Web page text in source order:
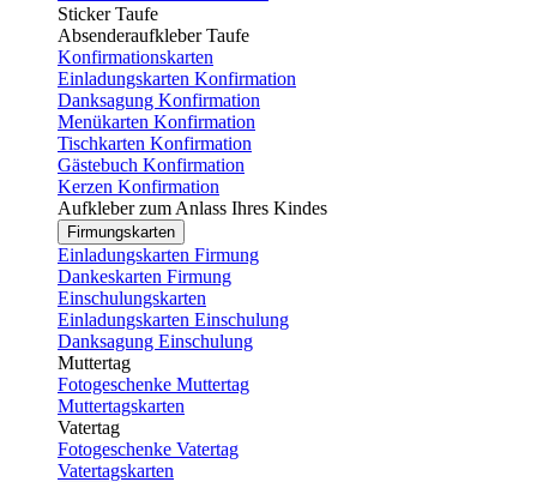
Sticker Taufe
Absenderaufkleber Taufe
Konfirmationskarten
Einladungskarten Konfirmation
Danksagung Konfirmation
Menükarten Konfirmation
Tischkarten Konfirmation
Gästebuch Konfirmation
Kerzen Konfirmation
Aufkleber zum Anlass Ihres Kindes
Firmungskarten
Einladungskarten Firmung
Dankeskarten Firmung
Einschulungskarten
Einladungskarten Einschulung
Danksagung Einschulung
Muttertag
Fotogeschenke Muttertag
Muttertagskarten
Vatertag
Fotogeschenke Vatertag
Vatertagskarten